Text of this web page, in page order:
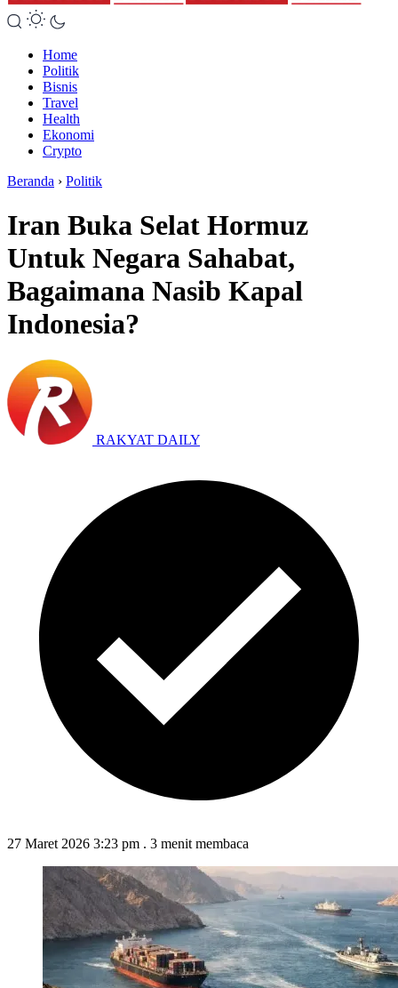
Home
Politik
Bisnis
Travel
Health
Ekonomi
Crypto
Beranda › Politik
Iran Buka Selat Hormuz
Untuk Negara Sahabat,
Bagaimana Nasib Kapal
Indonesia?
RAKYAT DAILY
27 Maret 2026 3:23 pm . 3 menit membaca